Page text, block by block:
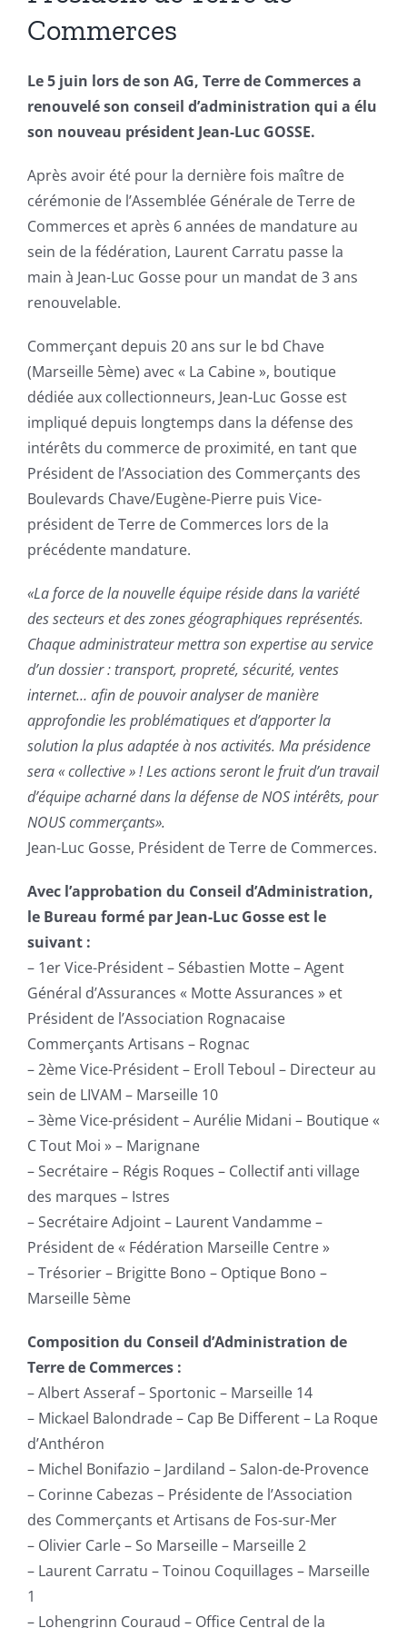
Commerces
Le 5 juin lors de son AG, Terre de Commerces a
renouvelé son conseil d’administration qui a élu
son nouveau président Jean-Luc GOSSE.
Après avoir été pour la dernière fois maître de
cérémonie de l’Assemblée Générale de Terre de
Commerces et après 6 années de mandature au
sein de la fédération, Laurent Carratu passe la
main à Jean-Luc Gosse pour un mandat de 3 ans
renouvelable.
Commerçant depuis 20 ans sur le bd Chave
(Marseille 5ème) avec « La Cabine », boutique
dédiée aux collectionneurs, Jean-Luc Gosse est
impliqué depuis longtemps dans la défense des
intérêts du commerce de proximité, en tant que
Président de l’Association des Commerçants des
Boulevards Chave/Eugène-Pierre puis Vice-
président de Terre de Commerces lors de la
précédente mandature.
«La force de la nouvelle équipe réside dans la variété
des secteurs et des zones géographiques représentés.
Chaque administrateur mettra son expertise au service
d’un dossier : transport, propreté, sécurité, ventes
internet… afin de pouvoir analyser de manière
approfondie les problématiques et d’apporter la
solution la plus adaptée à nos activités. Ma présidence
sera « collective » ! Les actions seront le fruit d’un travail
d’équipe acharné dans la défense de NOS intérêts, pour
NOUS commerçants».
Jean-Luc Gosse, Président de Terre de Commerces.
Avec l’approbation du Conseil d’Administration,
le Bureau formé par Jean-Luc Gosse est le
suivant :
– 1er Vice-Président – Sébastien Motte – Agent
Général d’Assurances « Motte Assurances » et
Président de l’Association Rognacaise
Commerçants Artisans – Rognac
– 2ème Vice-Président – Eroll Teboul – Directeur au
sein de LIVAM – Marseille 10
– 3ème Vice-président – Aurélie Midani – Boutique «
C Tout Moi » – Marignane
– Secrétaire – Régis Roques – Collectif anti village
des marques – Istres
– Secrétaire Adjoint – Laurent Vandamme –
Président de « Fédération Marseille Centre »
– Trésorier – Brigitte Bono – Optique Bono –
Marseille 5ème
Composition du Conseil d’Administration de
Terre de Commerces :
– Albert Asseraf – Sportonic – Marseille 14
– Mickael Balondrade – Cap Be Different – La Roque
d’Anthéron
– Michel Bonifazio – Jardiland – Salon-de-Provence
– Corinne Cabezas – Présidente de l’Association
des Commerçants et Artisans de Fos-sur-Mer
– Olivier Carle – So Marseille – Marseille 2
– Laurent Carratu – Toinou Coquillages – Marseille
1
– Lohengrinn Couraud – Office Central de la